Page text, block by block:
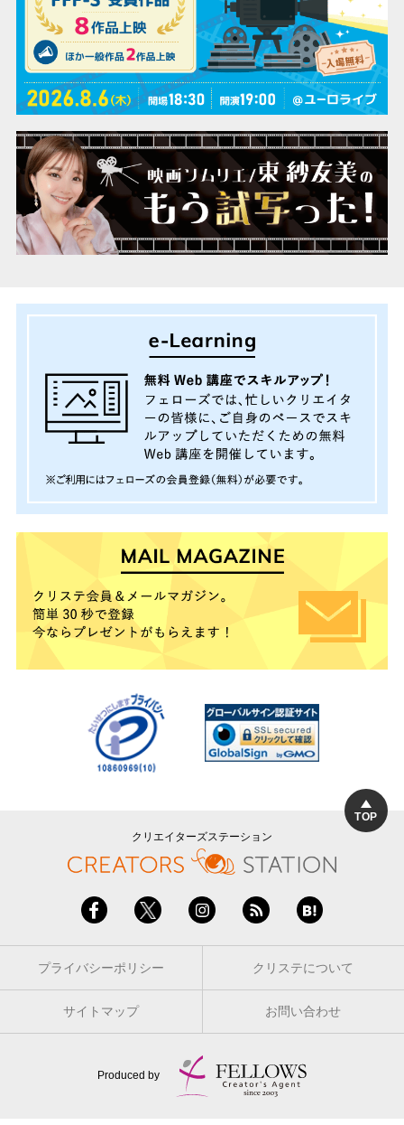
TOP
クリエイターズステーション
プライバシーポリシー クリステについて
サイトマップ お問い合わせ
Produced by